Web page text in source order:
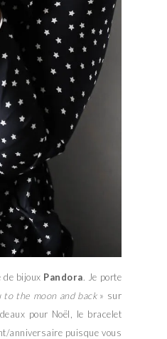
de bijoux Pandora. Je porte
to the moon and back» sur
pour Noël, le bracelet
anniversaire puisque vous